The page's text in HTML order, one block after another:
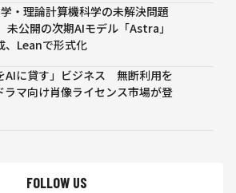
・理論計算機科学の未解決問題
公開の次期AIモデル「Astra」
、Leanで形式化
AIに貸す」ビジネス 無断利用を
ラマ向け肖像ライセンス市場が登
FOLLOW US